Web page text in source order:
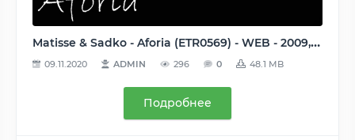
Matisse & Sadko - Aforia (ETR0569) - WEB - 2009, MP3 (tracks), 320 kbps
09.11.2020 ADMIN 296 0 48.1 MB
Подробнее